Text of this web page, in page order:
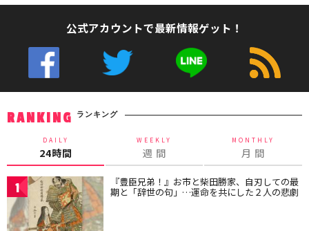
公式アカウントで最新情報ゲット！
RANKING ランキング
DAILY
24時間
WEEKLY
週 間
MONTHLY
月 間
1 『豊臣兄弟！』お市と柴田勝家、自刃しての最
期と「辞世の句」…運命を共にした２人の悲劇